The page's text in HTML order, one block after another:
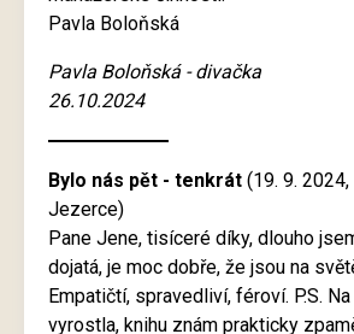
Pavla Boloňská
Pavla Boloňská - divačka
26.10.2024
Bylo nás pět - tenkrát (19. 9.
Jezerce)
Pane Jene, tisíceré díky, dlouho
dojatá, je moc dobře, že jsou na
Empatičtí, spravedliví, féroví. P.S.
vyrostla, knihu znám prakticky